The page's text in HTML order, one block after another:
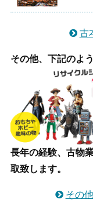
古
その他、下記のよ
長年の経験、古物
取致します。
その